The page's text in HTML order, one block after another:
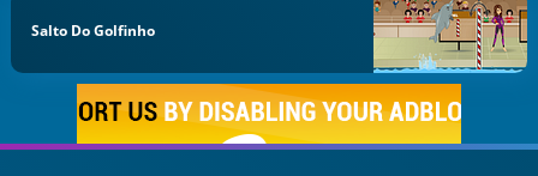
Salto Do Golfinho